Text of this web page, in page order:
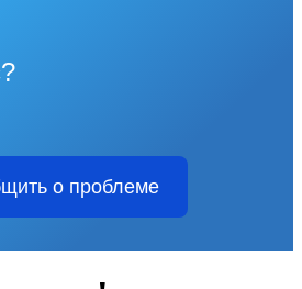
о проблеме